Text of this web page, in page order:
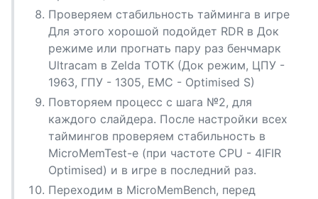
Проверяем стабильность тайминга в игре
Для этого хорошой подойдет RDR в Док
режиме или прогнать пару раз бенчмарк
Ultracam в Zelda TOTK (Док режим, ЦПУ -
1963, ГПУ - 1305, EMC - Optimised S)
Повторяем процесс с шага №2, для
каждого слайдера. После настройки всех
таймингов проверяем стабильность в
MicroMemTest-е (при частоте CPU - 4IFIR
Optimised) и в игре в последний раз.
Переходим в MicroMemBench, перед